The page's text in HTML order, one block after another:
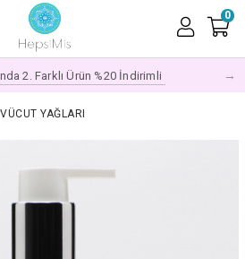
0
2. Farklı Ürün %20 İndirimli →
VÜCUT YAĞLARI